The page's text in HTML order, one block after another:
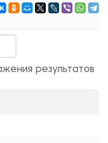
результатов